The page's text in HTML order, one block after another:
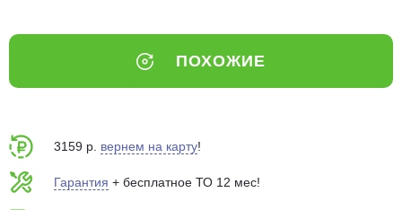
ПОХОЖИЕ
3159 р. вернем на карту!
Гарантия + бесплатное ТО 12 мес!
выбранный способом
Оставшиеся75% будут